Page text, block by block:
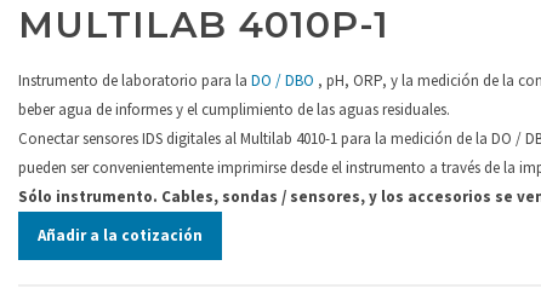
MULTILAB 4010P-1
Instrumento de laboratorio para la DO / DBO , pH, ORP, y la medición de la
beber agua de informes y el cumplimiento de las aguas residuales.
Conectar sensores IDS digitales al Multilab 4010-1 para la medición de la DO /
pueden ser convenientemente imprimirse desde el instrumento a través de la
Sólo instrumento. Cables, sondas / sensores, y los accesorios se
Añadir a la cotización